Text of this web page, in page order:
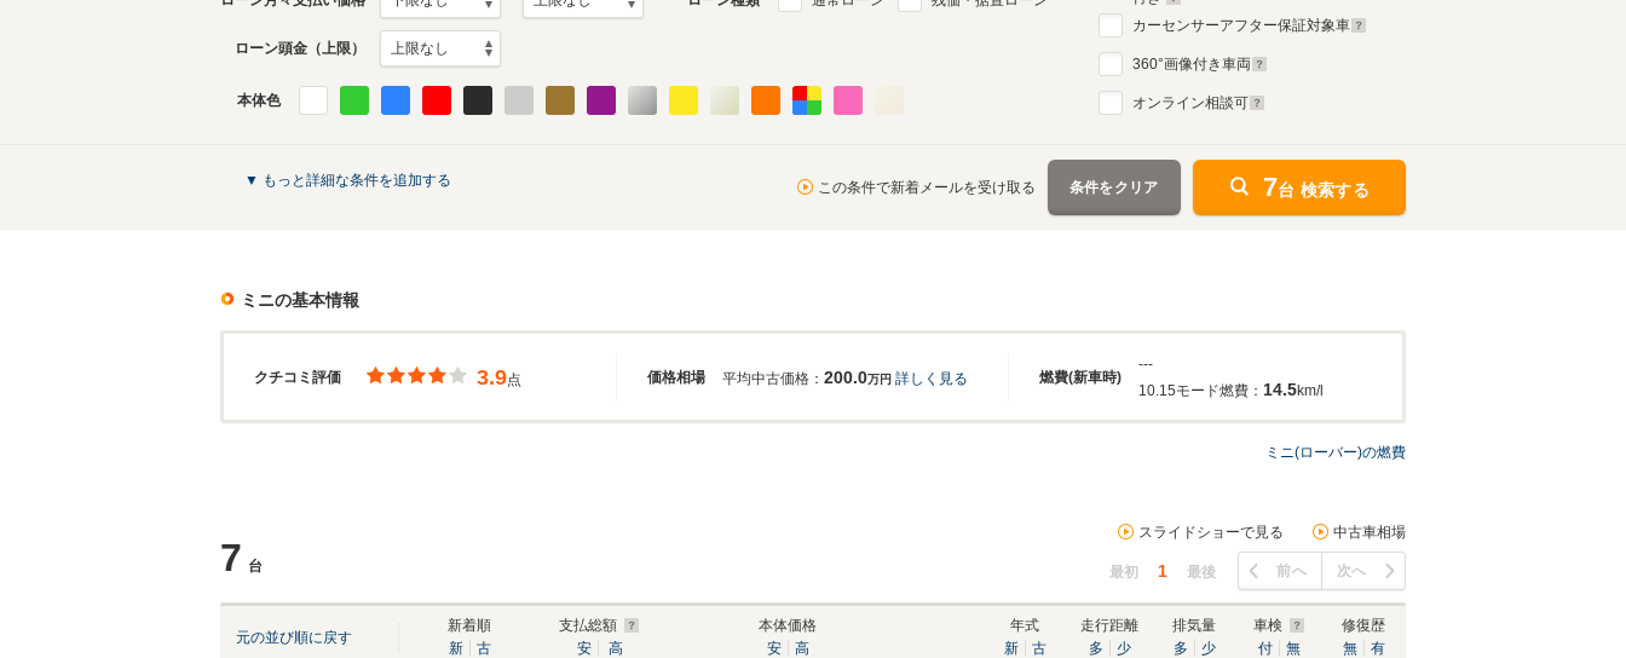
ローン頭金（上限）
本体色
カーセンサーアフター保証対象車
360°画像付き車両
オンライン相談可
▼ もっと詳細な条件を追加する この条件で新着メールを受け取る 条件をクリア 7台 検索する
ミニの基本情報
クチコミ評価 価格相場 燃費(新車時)
3.9点 平均中古価格： 200.0万円 詳しく見る
---
10.15モード燃費： 14.5km/l
ミニ(ローバー)の燃費
7 台
スライドショーで見る 中古車相場
最初 1 最後 前へ 次へ
元の並び順に戻す
新着順
新
古
支払総額
安
高
本体価格
安
高
年式
新
古
走行距離
多
少
排気量
多
少
車検
付
無
修復歴
無
有